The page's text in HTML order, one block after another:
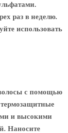
раз в неделю.
использовать
с помощью
термозащитные
и высокими
Наносите